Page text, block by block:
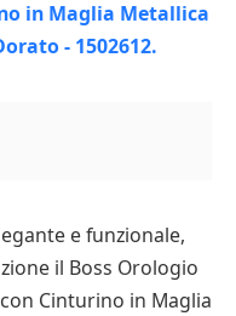
e funzionale,
il Boss Orologio
Cinturino in Maglia